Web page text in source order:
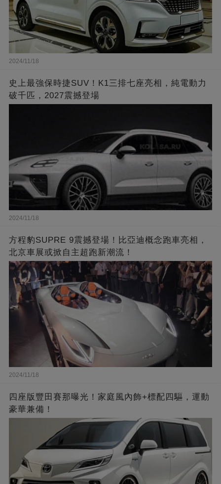
2024/11/18
史上最強保時捷SUV！K1三排七座亮相，純電動力
破千匹，2027震撼登場
2024/11/18
方程豹SUPRE 9震撼登場！比亞迪概念跑車亮相，
北京車展或掀自主超跑新潮流！
2024/11/18
四座版豐田賽那曝光！家庭風內飾+標配四驅，運動
豪華兼備！